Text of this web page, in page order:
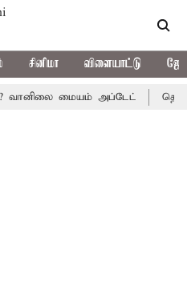
சினிமா விளையாட்டு
மையம் அப்டேட் தொழிலில்